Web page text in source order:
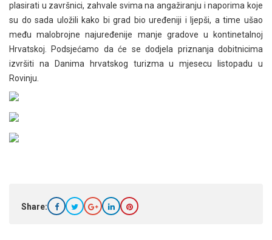
plasirati u završnici, zahvale svima na angažiranju i naporima koje
su do sada uložili kako bi grad bio uređeniji i ljepši, a time ušao
među malobrojne najuređenije manje gradove u kontinetalnoj
Hrvatskoj. Podsjećamo da će se dodjela priznanja dobitnicima
izvršiti na Danima hrvatskog turizma u mjesecu listopadu u
Rovinju.
Share: